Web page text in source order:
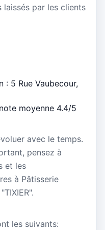
laissés par les clients
: 5 Rue Vaubecour,
moyenne 4.4/5
avec le temps.
pensez à
et les
à Pâtisserie
les suivants: